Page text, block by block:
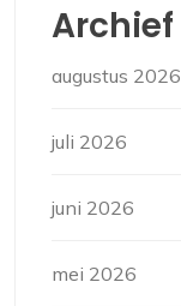
Archief
augustus 2026
juli 2026
juni 2026
mei 2026